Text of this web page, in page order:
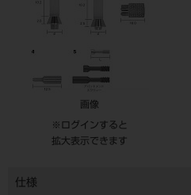
画像
※ログインすると
拡大表示できます
仕様